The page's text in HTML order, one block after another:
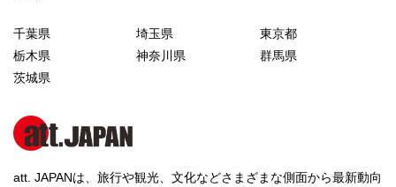
千葉県 埼玉県
東京都
栃木県
神奈川県
群馬県
茨城県
att. JAPANは、旅行や観光、文化などさまざまな側面から最新動向